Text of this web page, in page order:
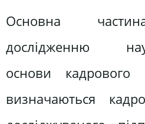
Основна
дослідженню
основи кадрового
визначаються